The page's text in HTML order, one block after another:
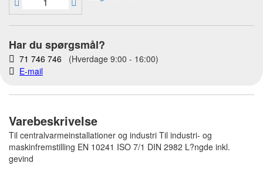
Har du spørgsmål?
71 746 746 (Hverdage 9:00 - 16:00)
E-mail
Varebeskrivelse
Til centralvarmeinstallationer og industri Til industri- og
maskinfremstilling EN 10241 ISO 7/1 DIN 2982 L?ngde inkl.
gevind